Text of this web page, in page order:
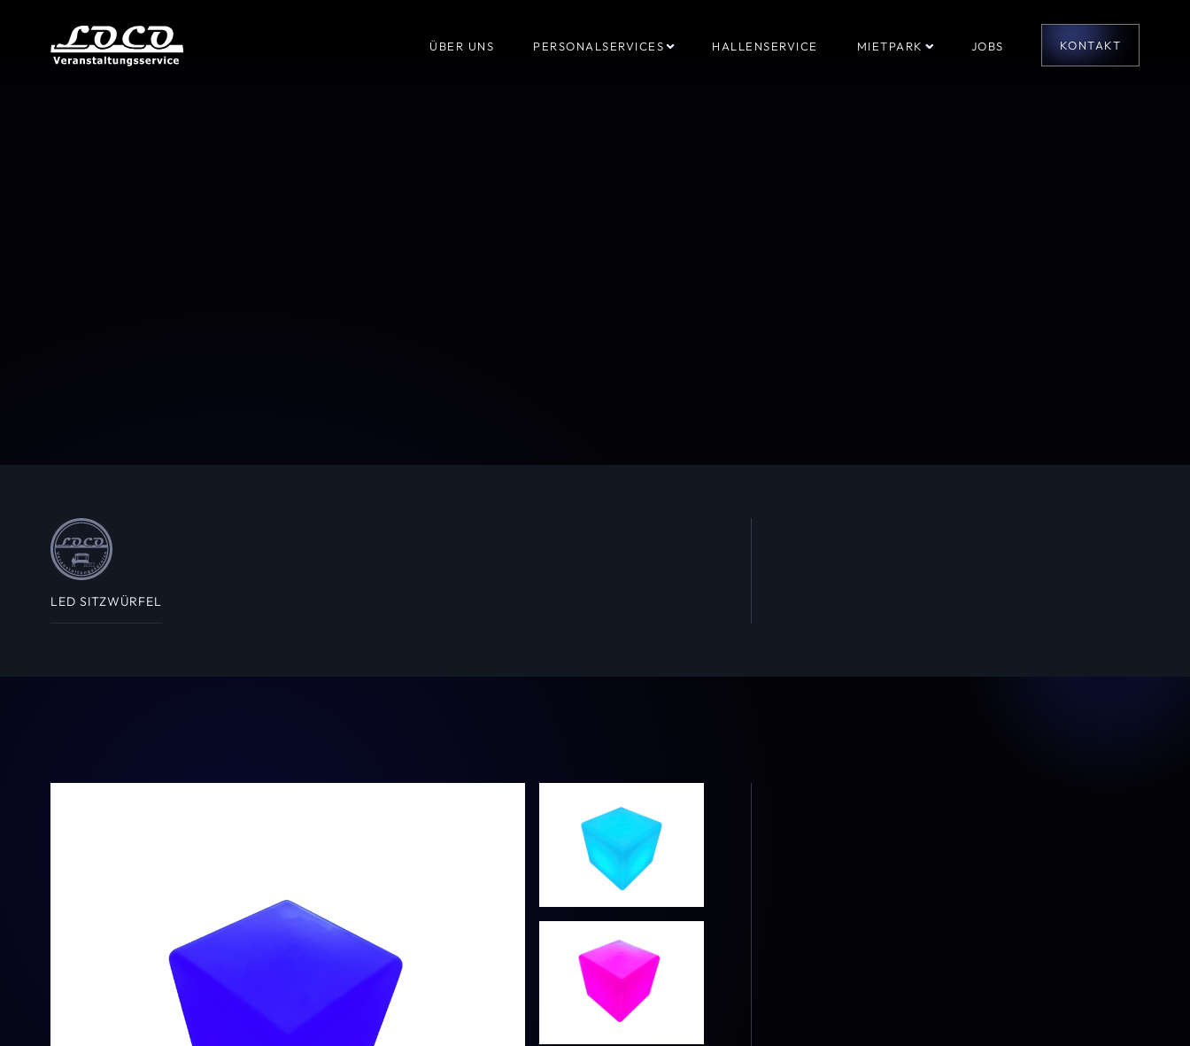
ÜBER UNS PERSONALSERVICES HALLENSERVICE MIETPARK JOBS KONTAKT
LED SITZWÜRFEL